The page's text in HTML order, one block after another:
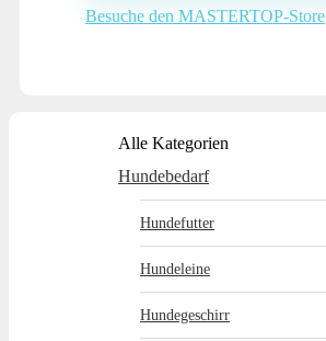
Besuche den MASTERTOP-Store
Alle Kategorien
Hundebedarf
Hundefutter
Hundeleine
Hundegeschirr